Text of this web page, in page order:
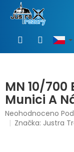
obsah
MN 10/
Munici A
Průměrné
hodnocení
Neohodnoceno
Značka: Justra